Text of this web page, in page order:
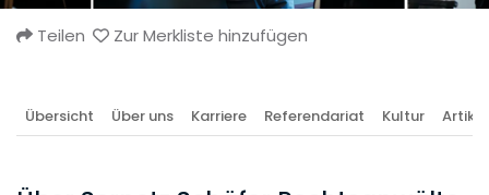
Teilen Zur Merkliste hinzufügen
Übersicht Über uns Karriere Referendariat Kultur Artikel